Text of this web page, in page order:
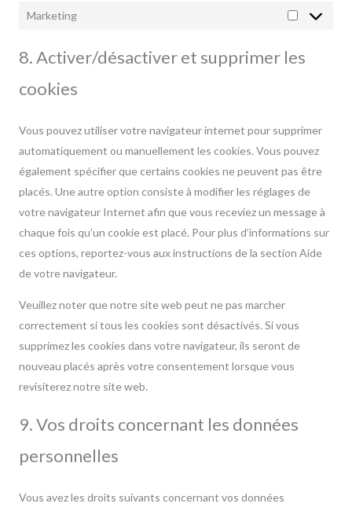
Marketing
Marketing
8. Activer/désactiver et supprimer les
cookies
Vous pouvez utiliser votre navigateur internet pour supprimer
automatiquement ou manuellement les cookies. Vous pouvez
également spécifier que certains cookies ne peuvent pas être
placés. Une autre option consiste à modifier les réglages de
votre navigateur Internet afin que vous receviez un message à
chaque fois qu’un cookie est placé. Pour plus d’informations sur
ces options, reportez-vous aux instructions de la section Aide
de votre navigateur.
Veuillez noter que notre site web peut ne pas marcher
correctement si tous les cookies sont désactivés. Si vous
supprimez les cookies dans votre navigateur, ils seront de
nouveau placés après votre consentement lorsque vous
revisiterez notre site web.
9. Vos droits concernant les données
personnelles
Vous avez les droits suivants concernant vos données